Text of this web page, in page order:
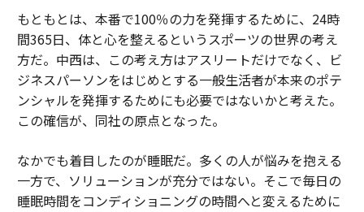
もともとは、本番で100％の力を発揮するために、24時
間365日、体と心を整えるというスポーツの世界の考え
方だ。中西は、この考え方はアスリートだけでなく、ビ
ジネスパーソンをはじめとする一般生活者が本来のポテ
ンシャルを発揮するためにも必要ではないかと考えた。
この確信が、同社の原点となった。
なかでも着目したのが睡眠だ。多くの人が悩みを抱える
一方で、ソリューションが充分ではない。そこで毎日の
睡眠時間をコンディショニングの時間へと変えるために